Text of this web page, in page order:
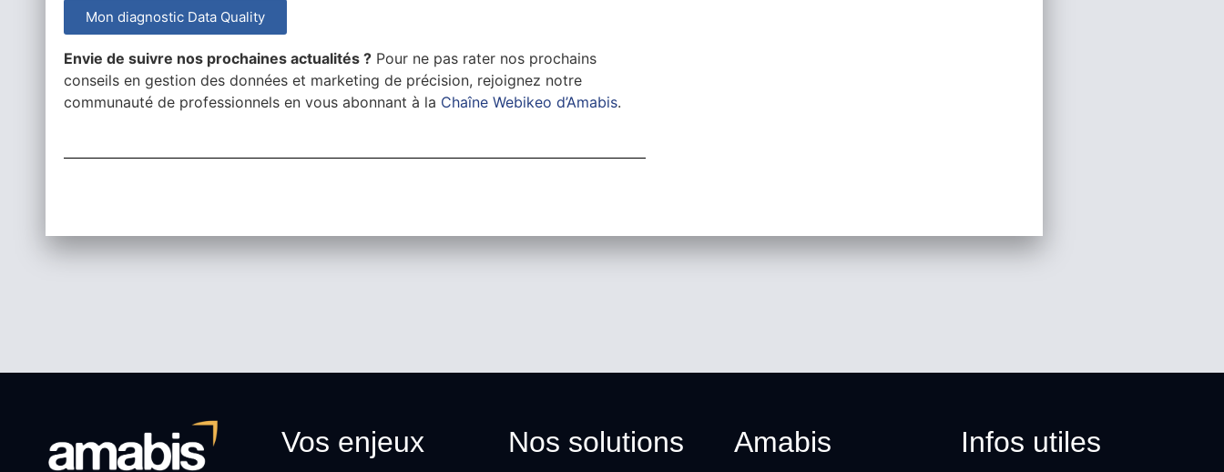
Mon diagnostic Data Quality
Envie de suivre nos prochaines actualités ? Pour ne pas rater nos prochains
conseils en gestion des données et marketing de précision, rejoignez notre
communauté de professionnels en vous abonnant à la Chaîne Webikeo d’Amabis.
Vos enjeux Nos solutions Amabis Infos utiles